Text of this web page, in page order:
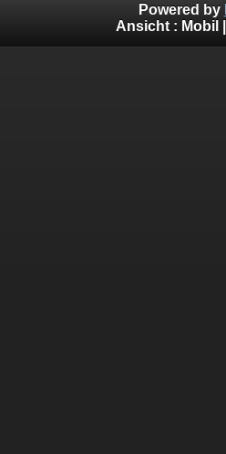
Powered by
Ansicht : Mobil